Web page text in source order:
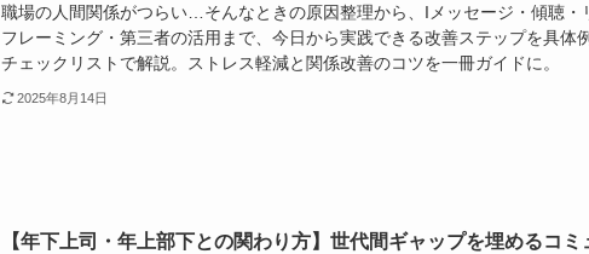
職場の人間関係がつらい…そんなときの原因整理から、Iメッセージ・傾聴・
フレーミング・第三者の活用まで、今日から実践できる改善ステップを具体
チェックリストで解説。ストレス軽減と関係改善のコツを一冊ガイドに。
2025年8月14日
【年下上司・年上部下との関わり方】世代間ギャップを埋めるコミ